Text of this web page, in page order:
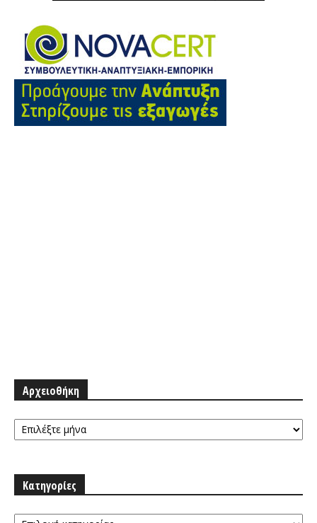
Αρχειοθήκη
Αρχειοθήκη
Κατηγορίες
Κατηγορίες